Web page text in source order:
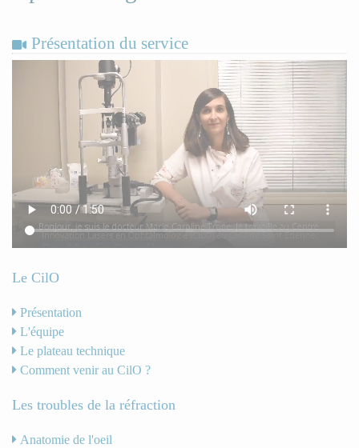
Présentation du service
Le CilO
Présentation
L'équipe
Le plateau technique
Comment venir au CilO ?
Les troubles de la réfraction
Anatomie de l'oeil